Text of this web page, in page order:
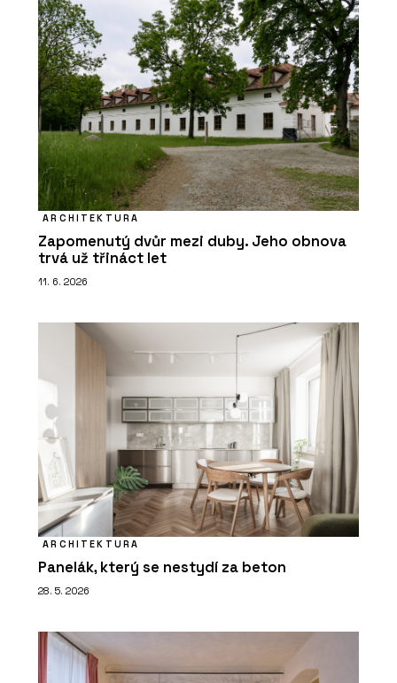
ARCHITEKTURA
Zapomenutý dvůr mezi duby. Jeho obnova
trvá už třináct let
11. 6. 2026
ARCHITEKTURA
Panelák, který se nestydí za beton
28. 5. 2026